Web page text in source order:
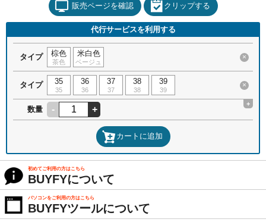
販売ページを確認 クリップする
代行サービスを利用する
タイプ 棕色
茶色
米白色
ベージュ
×
タイプ 35
35
36
36
37
37
38
38
39
39
×
数量 - +
+
カートに追加
初めてご利用の方はこちら
BUYFYについて
パソコンをご利用の方はこちら
BUYFYツールについて